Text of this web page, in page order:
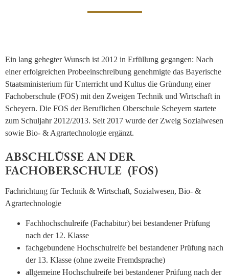
Ein lang gehegter Wunsch ist 2012 in Erfüllung gegangen: Nach
einer erfolgreichen Probeeinschreibung genehmigte das Bayerische
Staatsministerium für Unterricht und Kultus die Gründung einer
Fachoberschule (FOS) mit den Zweigen Technik und Wirtschaft in
Scheyern. Die FOS der Beruflichen Oberschule Scheyern startete
zum Schuljahr 2012/2013. Seit 2017 wurde der Zweig Sozialwesen
sowie Bio- & Agrartechnologie ergänzt.
ABSCHLÜSSE AN DER
FACHOBERSCHULE (FOS)
Fachrichtung für Technik & Wirtschaft, Sozialwesen, Bio- &
Agrartechnologie
Fachhochschulreife (Fachabitur) bei bestandener Prüfung
nach der 12. Klasse
fachgebundene Hochschulreife bei bestandener Prüfung nach
der 13. Klasse (ohne zweite Fremdsprache)
allgemeine Hochschulreife bei bestandener Prüfung nach der